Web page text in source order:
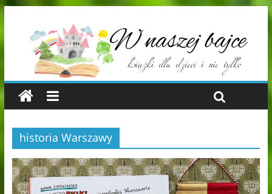
historia Warszawy